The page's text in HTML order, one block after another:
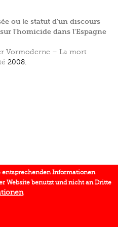
ou le statut d'un discours
l'homicide dans l'Espagne
Vormoderne – La mort
2008.
entsprechenden Informationen
Website benutzt und nicht an Dritte